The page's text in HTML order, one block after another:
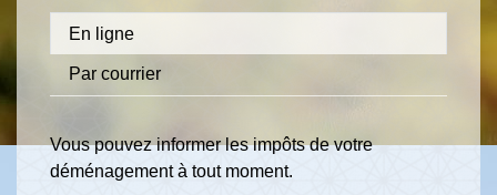
En ligne
Par courrier
Vous pouvez informer les impôts de votre
déménagement à tout moment.